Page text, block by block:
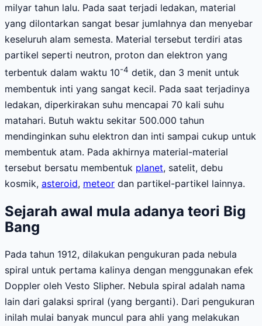
milyar tahun lalu. Pada saat terjadi ledakan, material
yang dilontarkan sangat besar jumlahnya dan menyebar
keseluruh alam semesta. Material tersebut terdiri atas
partikel seperti neutron, proton dan elektron yang
terbentuk dalam waktu 10-4 detik, dan 3 menit untuk
membentuk inti yang sangat kecil. Pada saat terjadinya
ledakan, diperkirakan suhu mencapai 70 kali suhu
matahari. Butuh waktu sekitar 500.000 tahun
mendinginkan suhu elektron dan inti sampai cukup untuk
membentuk atam. Pada akhirnya material-material
tersebut bersatu membentuk planet, satelit, debu
kosmik, asteroid, meteor dan partikel-partikel lainnya.
Sejarah awal mula adanya teori Big
Bang
Pada tahun 1912, dilakukan pengukuran pada nebula
spiral untuk pertama kalinya dengan menggunakan efek
Doppler oleh Vesto Slipher. Nebula spiral adalah nama
lain dari galaksi spriral (yang berganti). Dari pengukuran
inilah mulai banyak muncul para ahli yang melakukan